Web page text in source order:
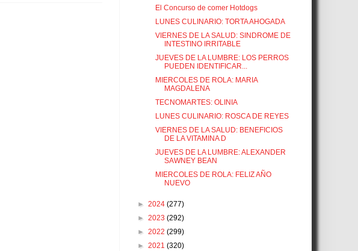
El Concurso de comer Hotdogs
LUNES CULINARIO: TORTA AHOGADA
VIERNES DE LA SALUD: SINDROME DE
INTESTINO IRRITABLE
JUEVES DE LA LUMBRE: LOS PERROS
PUEDEN IDENTIFICAR...
MIERCOLES DE ROLA: MARIA
MAGDALENA
TECNOMARTES: OLINIA
LUNES CULINARIO: ROSCA DE REYES
VIERNES DE LA SALUD: BENEFICIOS
DE LA VITAMINA D
JUEVES DE LA LUMBRE: ALEXANDER
SAWNEY BEAN
MIERCOLES DE ROLA: FELIZ AÑO
NUEVO
► 2024 (277)
► 2023 (292)
► 2022 (299)
► 2021 (320)